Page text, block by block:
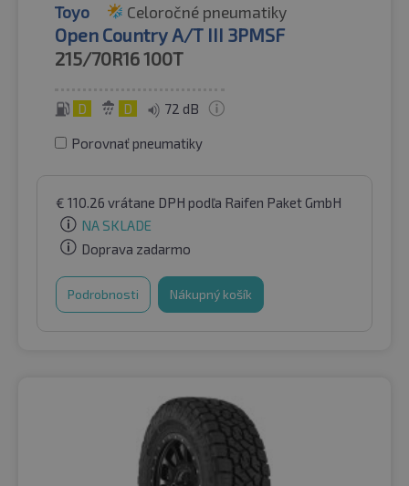
Toyo Celoročné pneumatiky
Open Country A/T III 3PMSF
215/70R16100T
D D 72 dB
Porovnať pneumatiky
€ 110.26 vrátane DPH podľa Raifen Paket GmbH
NA SKLADE
Doprava zadarmo
Podrobnosti Nákupný košík